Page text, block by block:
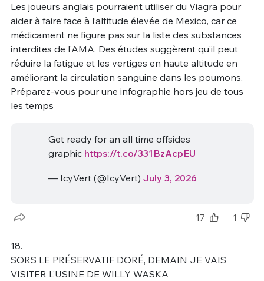
Les joueurs anglais pourraient utiliser du Viagra pour
aider à faire face à l’altitude élevée de Mexico, car ce
médicament ne figure pas sur la liste des substances
interdites de l’AMA. Des études suggèrent qu’il peut
réduire la fatigue et les vertiges en haute altitude en
améliorant la circulation sanguine dans les poumons.
Préparez-vous pour une infographie hors jeu de tous
les temps
Get ready for an all time offsides
graphic https://t.co/331BzAcpEU
— IcyVert (@IcyVert) July 3, 2026
17 1
18.
SORS LE PRÉSERVATIF DORÉ, DEMAIN JE VAIS
VISITER L’USINE DE WILLY WASKA